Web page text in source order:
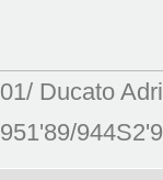
Ducato